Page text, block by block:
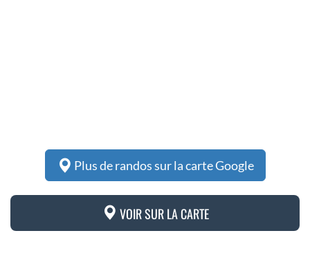
Plus de randos sur la carte Google
VOIR SUR LA CARTE